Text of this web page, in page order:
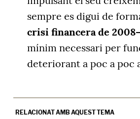
sempre es digui de
crisi financera de
mínim necessari per
deteriorant a poc a poc
RELACIONAT AMB AQUEST TEMA